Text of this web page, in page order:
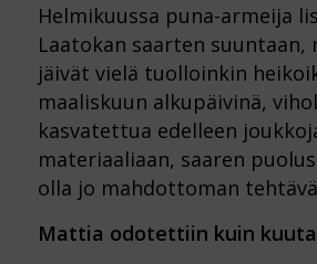
Helmikuussa puna-armeija
Laatokan saarten
jäivät vielä tuolloinkin
maaliskuun alkupäivinä,
kasvatettua edelleen
materiaaliaan, saaren
olla jo mahdottoman
Mattia odotettiin kuin kuuta